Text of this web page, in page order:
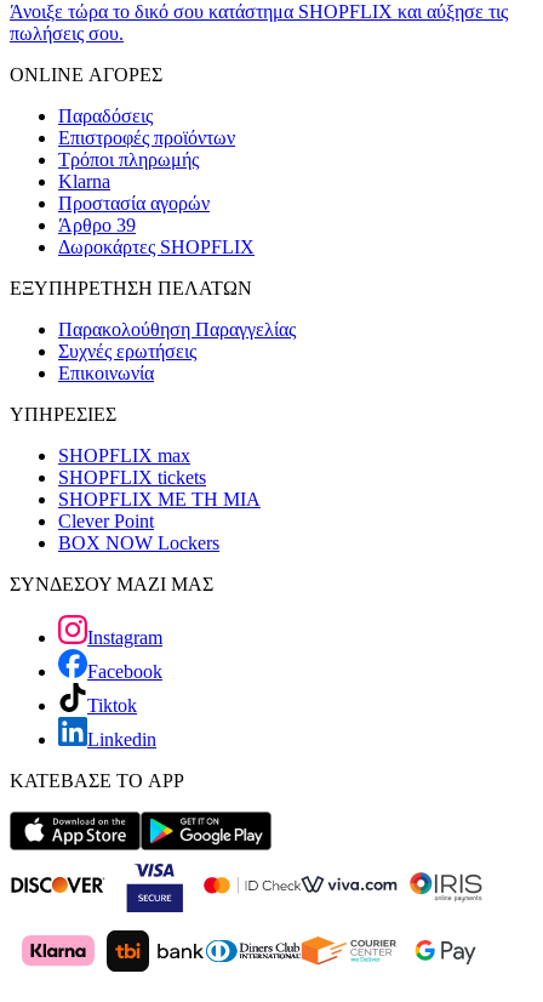
Άνοιξε τώρα το δικό σου κατάστημα SHOPFLIX και αύξησε τις
πωλήσεις σου.
ONLINE ΑΓΟΡΕΣ
Παραδόσεις
Επιστροφές προϊόντων
Τρόποι πληρωμής
Klarna
Προστασία αγορών
Άρθρο 39
Δωροκάρτες SHOPFLIX
ΕΞΥΠΗΡΕΤΗΣΗ ΠΕΛΑΤΩΝ
Παρακολούθηση Παραγγελίας
Συχνές ερωτήσεις
Επικοινωνία
ΥΠΗΡΕΣΙΕΣ
SHOPFLIX max
SHOPFLIX tickets
SHOPFLIX ΜΕ ΤΗ ΜΙΑ
Clever Point
BOX NOW Lockers
ΣΥΝΔΕΣΟΥ ΜΑΖΙ ΜΑΣ
Instagram
Facebook
Tiktok
Linkedin
ΚΑΤΕΒΑΣΕ ΤΟ APP